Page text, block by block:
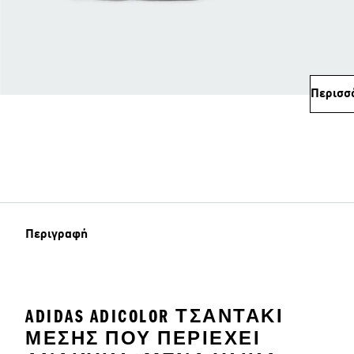
Περιγραφή
ADIDAS ADICOLOR ΤΣΑΝΤΆΚΙ
ΜΈΣΗΣ ΠΟΥ ΠΕΡΙΈΧΕΙ